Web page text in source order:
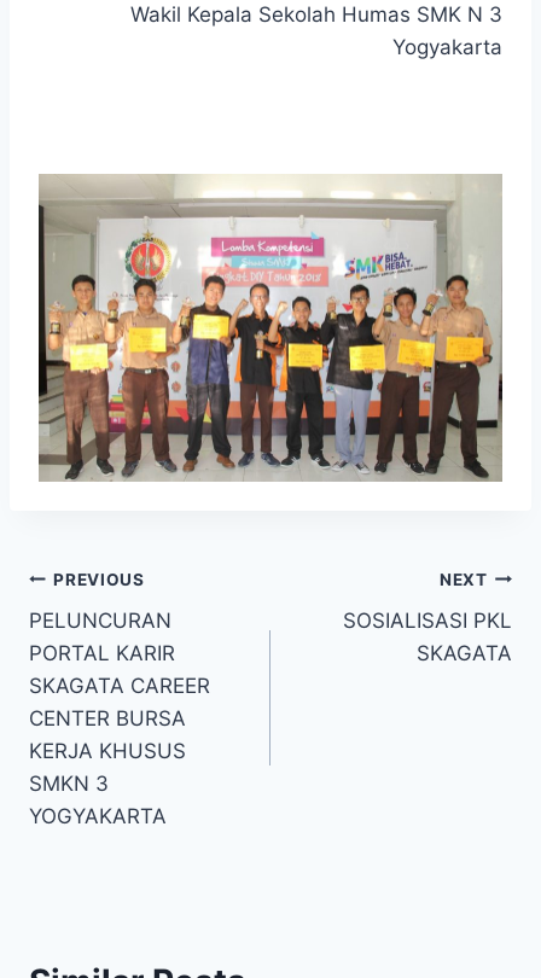
Wakil Kepala Sekolah Humas SMK N 3
Yogyakarta
Navigasi
pos
PREVIOUS
PELUNCURAN
PORTAL KARIR
SKAGATA CAREER
CENTER BURSA
KERJA KHUSUS
SMKN 3
YOGYAKARTA
NEXT
SOSIALISASI PKL
SKAGATA